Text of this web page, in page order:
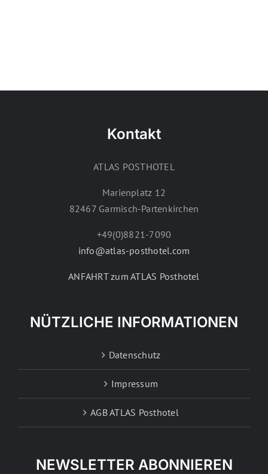
Kontakt
ATLAS POSTHOTEL
Marienplatz 12
82467 Garmisch-Partenkirchen
+49(0)8821-7090
info@atlas-posthotel.com
ANFAHRT zum ATLAS Posthotel
NÜTZLICHE INFORMATIONEN
Datenschutz
Impressum
AGB ATLAS Posthotel
NEWSLETTER ABONNIEREN